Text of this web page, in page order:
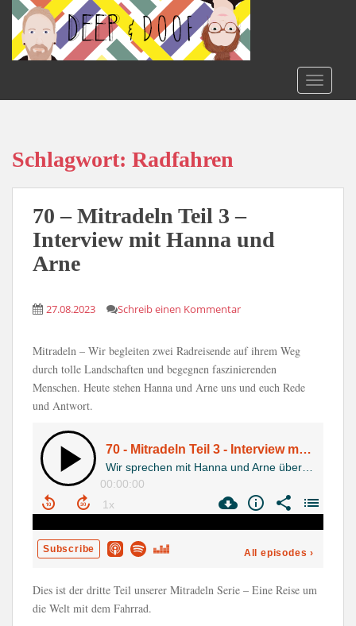
o
Schlagwort: Radfahren
70 – Mitradeln Teil 3 –
Interview mit Hanna und
Arne
27.08.2023 Schreib einen Kommentar
Mitradeln – Wir begleiten zwei Radreisende auf ihrem Weg
durch tolle Landschaften und begegnen faszinierenden
Menschen. Heute stehen Hanna und Arne uns und euch Rede
und Antwort.
Dies ist der dritte Teil unserer Mitradeln Serie – Eine Reise um
die Welt mit dem Fahrrad.